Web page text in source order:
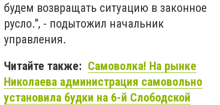
будем возвращать ситуацию в законное
русло.", - подытожил начальник
управления.
Читайте также: Самоволка! На рынке
Николаева администрация самовольно
установила будки на 6-й Слободской